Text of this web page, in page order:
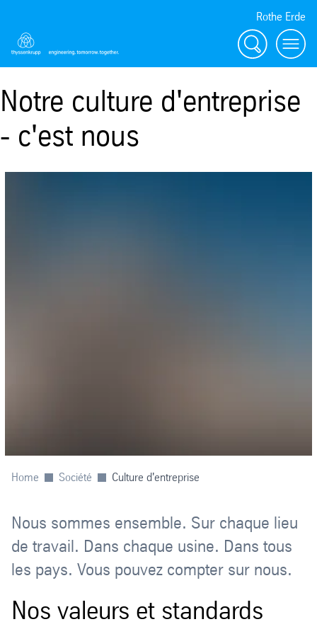
Rothe Erde
Chercher
Notre culture d'entreprise
- c'est nous
Home Société Culture d'entreprise
Nous sommes ensemble. Sur chaque lieu
de travail. Dans chaque usine. Dans tous
les pays. Vous pouvez compter sur nous.
Nos valeurs et standards